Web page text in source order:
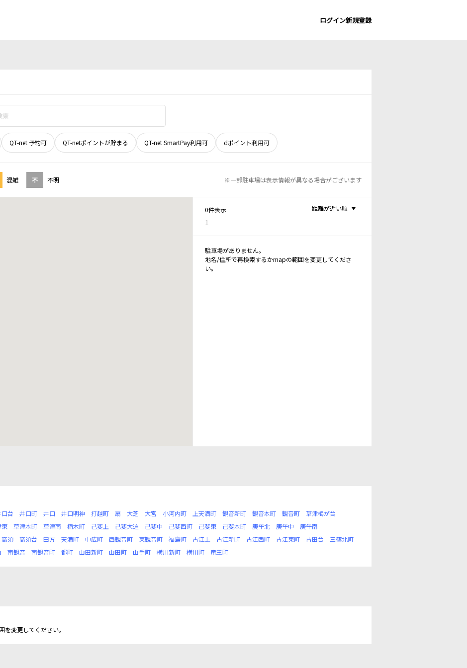
ログイン新規登録
QT-net 予約可 QT-netポイントが貯まる QT-net SmartPay利用可 dポイント利用可
混雑 不 不明 ※一部駐車場は表示情報が異なる場合がございます
0件表示
1
距離が近い順
駐車場がありません。
地名/住所で再検索するかmapの範囲を変更してくださ
い。
台 井口町 井口 井口明神 打越町 扇 大芝 大宮 小河内町 上天満町 観音新町 観音本町 観音町
草津梅が台
東 草津本町 草津南 楠木町 己斐上 己斐大迫 己斐中 己斐西町 己斐東 己斐本町 庚午北 庚午中
庚午南
高須 高須台 田方 天満町 中広町 西観音町 東観音町 福島町 古江上 古江新町 古江西町 古江東町 古田台
三篠北町
南観音 南観音町 都町 山田新町 山田町 山手町 横川新町 横川町 竜王町
変更してください。